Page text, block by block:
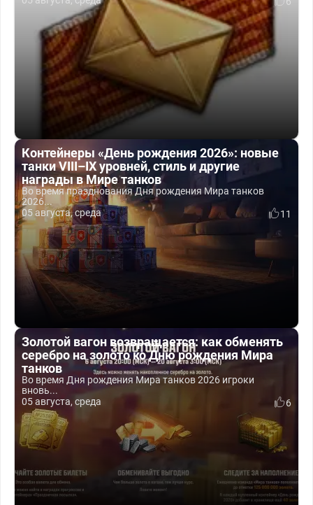
Контейнеры «День рождения 2026»: новые
танки VIII–IX уровней, стиль и другие
награды в Мире танков
Во время празднования Дня рождения Мира танков
2026...
05 августа, среда
11
Золотой вагон возвращается: как обменять
серебро на золото ко Дню рождения Мира
танков
Во время Дня рождения Мира танков 2026 игроки
вновь...
05 августа, среда
6